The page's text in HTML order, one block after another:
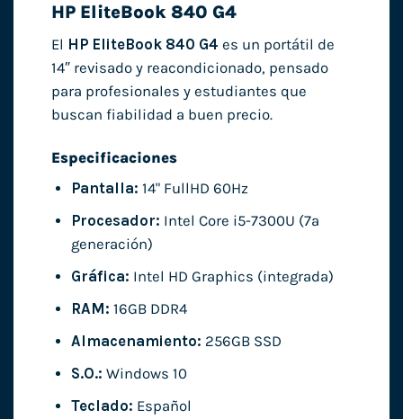
HP EliteBook 840 G4
El HP EliteBook 840 G4 es un portátil de
14″ revisado y reacondicionado, pensado
para profesionales y estudiantes que
buscan fiabilidad a buen precio.
Especificaciones
Pantalla: 14" FullHD 60Hz
Procesador: Intel Core i5-7300U (7ª
generación)
Gráfica: Intel HD Graphics (integrada)
RAM: 16GB DDR4
Almacenamiento: 256GB SSD
S.O.: Windows 10
Teclado: Español